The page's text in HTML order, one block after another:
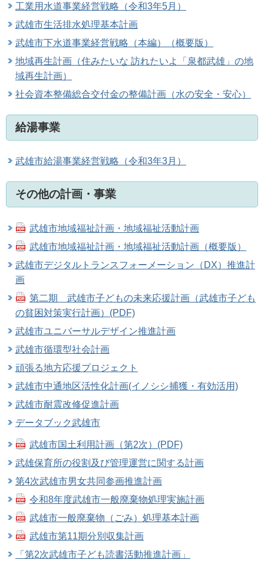
工業用水道事業経営戦略（令和3年5月）
武雄市生活排水処理基本計画
武雄市下水道事業経営戦略（本編）
（概要版）
地域再生計画（住みたいな 訪れたいよ「泉都武雄」の地
域再生計画）
社会資本整備総合交付金の整備計画（水の安全・安心）
給湯事業
武雄市給湯事業経営戦略（令和3年3月）
その他の計画・事業
武雄市地域福祉計画・地域福祉活動計画
武雄市地域福祉計画・地域福祉活動計画（概要版）
武雄市デジタルトランスフォーメーション（DX）推進計
画
第二期 武雄市子どもの未来応援計画（武雄市子ども
の貧困対策実行計画）(PDF)
武雄市ユニバーサルデザイン推進計画
武雄市循環型社会計画
頑張る地方応援プロジェクト
武雄市中通地区活性化計画(イノシシ捕獲・有効活用)
武雄市耐震改修促進計画
データブック武雄市
武雄市国土利用計画（第2次）(PDF)
武雄保育所の役割及び管理運営に関する計画
第4次武雄市男女共同参画推進計画
令和8年度武雄市一般廃棄物処理実施計画
武雄市一般廃棄物（ごみ）処理基本計画
武雄市第11期分別収集計画
「第2次武雄市子ども読書活動推進計画」